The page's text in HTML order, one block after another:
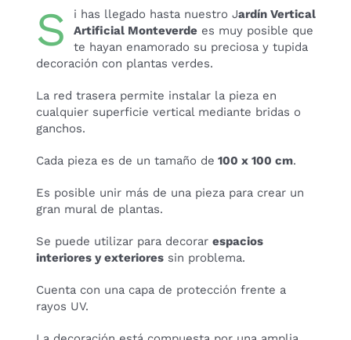
S i has llegado hasta nuestro Jardín Vertical
Artificial Monteverdees muy posible que
te hayan enamorado su preciosa y tupida
decoración con plantas verdes.
La red trasera permite instalar la pieza en
cualquier superficie vertical mediante bridas o
ganchos.
Cada pieza es de un tamaño de 100 x 100 cm.
Es posible unir más de una pieza para crear un
gran mural de plantas.
Se puede utilizar para decorar espacios
interiores y exterioressin problema.
Cuenta con una capa de protección frente a
rayos UV.